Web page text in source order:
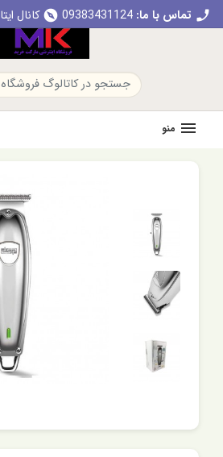
call تماس با ما: 09383431124
explore کانال ایتا
منو